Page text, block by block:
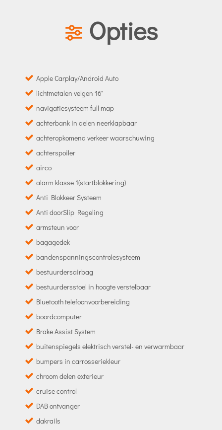
Opties
Apple Carplay/Android Auto
lichtmetalen velgen 16"
navigatiesysteem full map
achterbank in delen neerklapbaar
achteropkomend verkeer waarschuwing
achterspoiler
airco
alarm klasse 1(startblokkering)
Anti Blokkeer Systeem
Anti doorSlip Regeling
armsteun voor
bagagedek
bandenspanningscontrolesysteem
bestuurdersairbag
bestuurdersstoel in hoogte verstelbaar
Bluetooth telefoonvoorbereiding
boordcomputer
Brake Assist System
buitenspiegels elektrisch verstel- en verwarmbaar
bumpers in carrosseriekleur
chroom delen exterieur
cruise control
DAB ontvanger
dakrails